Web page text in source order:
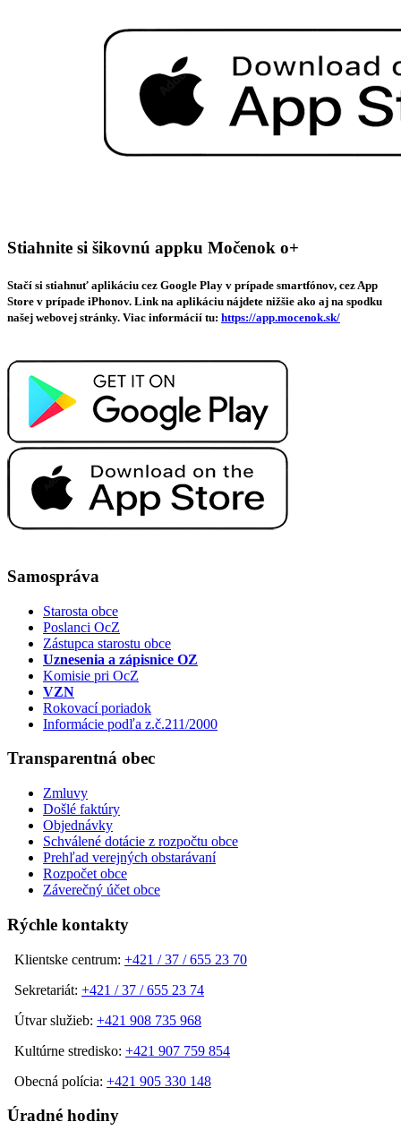
Stiahnite si šikovnú appku Močenok o+
Stačí si stiahnuť aplikáciu cez Google Play v prípade smartfónov, cez App
Store v prípade iPhonov. Link na aplikáciu nájdete nižšie ako aj na spodku
našej webovej stránky. Viac informácií tu: https://app.mocenok.sk/
Samospráva
Starosta obce
Poslanci OcZ
Zástupca starostu obce
Uznesenia a zápisnice OZ
Komisie pri OcZ
VZN
Rokovací poriadok
Informácie podľa z.č.211/2000
Transparentná obec
Zmluvy
Došlé faktúry
Objednávky
Schválené dotácie z rozpočtu obce
Prehľad verejných obstarávaní
Rozpočet obce
Záverečný účet obce
Rýchle kontakty
Klientske centrum: +421 / 37 / 655 23 70
Sekretariát: +421 / 37 / 655 23 74
Útvar služieb: +421 908 735 968
Kultúrne stredisko: +421 907 759 854
Obecná polícia: +421 905 330 148
Úradné hodiny